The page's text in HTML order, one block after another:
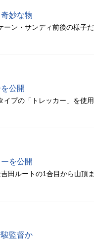
妙な物
ーン・サンディ前後の様子
公開
イプの「トレッカー」を使
を公開
田ルートの1合目から山頂
監督か